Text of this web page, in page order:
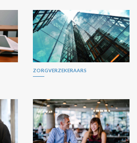
ZORGVERZEKERAARS